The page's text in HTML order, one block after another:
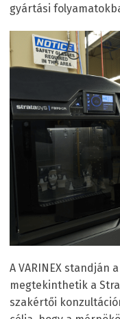
gyártási
A VARINEX standján
megtekinthetik a
szakértői